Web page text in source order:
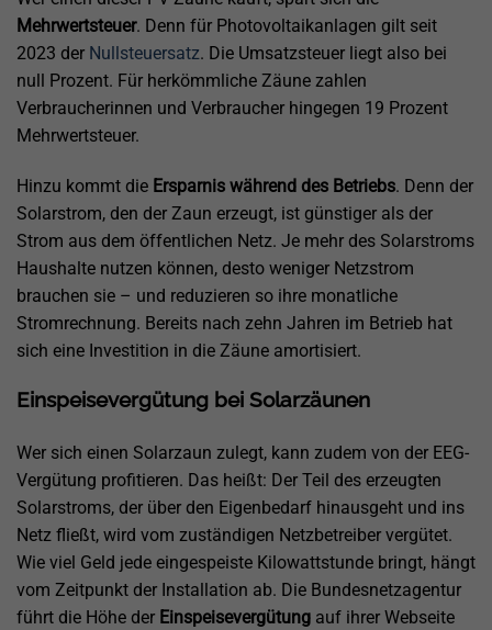
Mehrwertsteuer. Denn für Photovoltaikanlagen gilt seit
2023 der Nullsteuersatz. Die Umsatzsteuer liegt also bei
null Prozent. Für herkömmliche Zäune zahlen
Verbraucherinnen und Verbraucher hingegen 19 Prozent
Mehrwertsteuer.
Hinzu kommt die Ersparnis während des Betriebs. Denn der
Solarstrom, den der Zaun erzeugt, ist günstiger als der
Strom aus dem öffentlichen Netz. Je mehr des Solarstroms
Haushalte nutzen können, desto weniger Netzstrom
brauchen sie – und reduzieren so ihre monatliche
Stromrechnung. Bereits nach zehn Jahren im Betrieb hat
sich eine Investition in die Zäune amortisiert.
Einspeisevergütung bei Solarzäunen
Wer sich einen Solarzaun zulegt, kann zudem von der EEG-
Vergütung profitieren. Das heißt: Der Teil des erzeugten
Solarstroms, der über den Eigenbedarf hinausgeht und ins
Netz fließt, wird vom zuständigen Netzbetreiber vergütet.
Wie viel Geld jede eingespeiste Kilowattstunde bringt, hängt
vom Zeitpunkt der Installation ab. Die Bundesnetzagentur
führt die Höhe der Einspeisevergütung auf ihrer Webseite